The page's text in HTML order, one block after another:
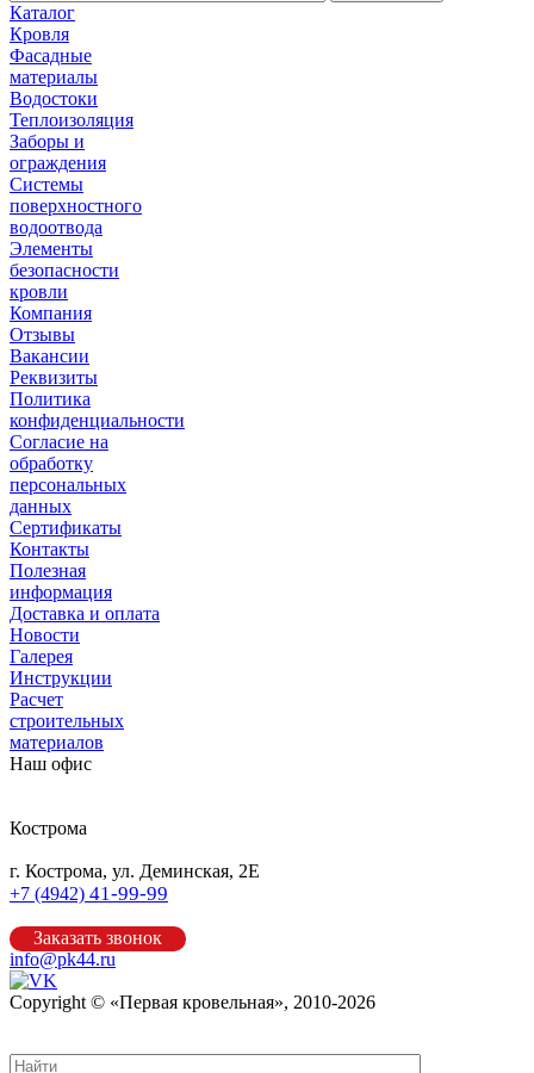
Каталог
Кровля
Фасадные
материалы
Водостоки
Теплоизоляция
Заборы и
ограждения
Системы
поверхностного
водоотвода
Элементы
безопасности
кровли
Компания
Отзывы
Вакансии
Реквизиты
Политика
конфиденциальности
Согласие на
обработку
персональных
данных
Сертификаты
Контакты
Полезная
информация
Доставка и оплата
Новости
Галерея
Инструкции
Расчет
строительных
материалов
Наш офис
Кострома
г. Кострома, ул. Деминская, 2Е
+7 (4942) 41-99-99
Заказать звонок
info@pk44.ru
Copyright © «Первая кровельная», 2010-2026